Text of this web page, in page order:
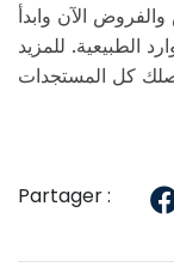
الآن وابدأ
الطبيعية. للمزيد
Partager :